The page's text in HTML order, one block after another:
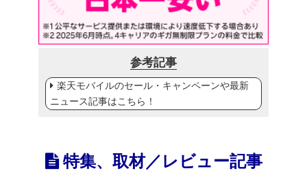
参考記事
楽天モバイルのセール・キャンペーンや最新
ニュース記事はこちら！
特集、取材／レビュー記事